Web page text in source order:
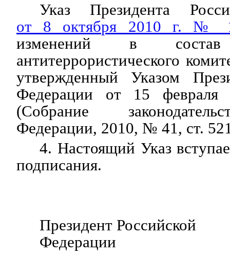
Указ Президента
от 8 октября 2010 г. №
изменений в состав
антитеррористического
утвержденный Указом
Федерации от 15
(Собрание
Федерации, 2010, № 41, ст.
4. Настоящий Указ
подписания.
Президент Российской
Федерации